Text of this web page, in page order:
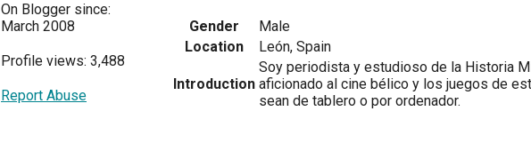
On Blogger since:
March 2008
Profile views: 3,488
Report Abuse
Gender
Male
Location
León, Spain
Introduction
Soy periodista y estudioso de la Historia
aficionado al cine bélico y los juegos de
sean de tablero o por ordenador.